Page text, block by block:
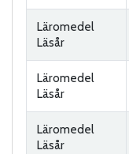
Läromedel
Läsår
Läromedel
Läsår
Läromedel
Läsår